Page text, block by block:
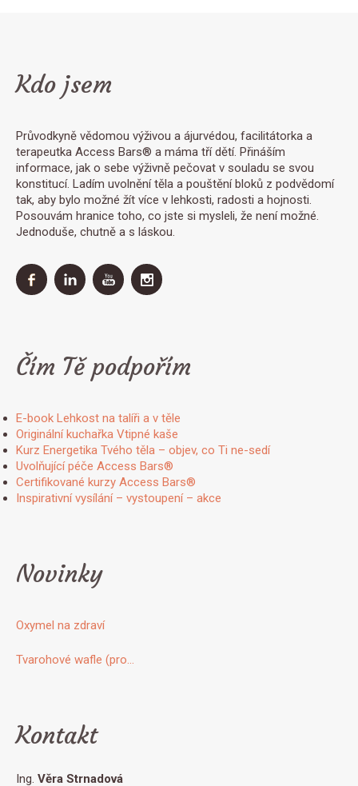
Kdo jsem
Průvodkyně vědomou výživou a ájurvédou, facilitátorka a
terapeutka Access Bars® a máma tří dětí. Přináším
informace, jak o sebe výživně pečovat v souladu se svou
konstitucí. Ladím uvolnění těla a pouštění bloků z podvědomí
tak, aby bylo možné žít více v lehkosti, radosti a hojnosti.
Posouvám hranice toho, co jste si mysleli, že není možné.
Jednoduše, chutně a s láskou.
Čím Tě podpořím
E-book Lehkost na talíři a v těle
Originální kuchařka Vtipné kaše
Kurz Energetika Tvého těla – objev, co Ti ne-sedí
Uvolňující péče Access Bars®
Certifikované kurzy Access Bars®
Inspirativní vysílání – vystoupení – akce
Novinky
Oxymel na zdraví
Tvarohové wafle (pro…
Kontakt
Ing. Věra Strnadová